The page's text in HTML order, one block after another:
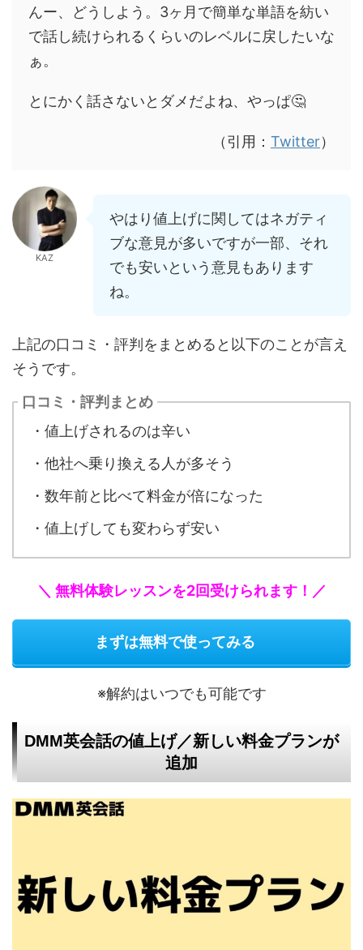
んー、どうしよう。3ヶ月で簡単な単語を紡い
で話し続けられるくらいのレベルに戻したいな
ぁ。
とにかく話さないとダメだよね、やっぱ🤔
（引用： Twitter）
KAZ
やはり値上げに関してはネガティ
ブな意見が多いですが一部、それ
でも安いという意見もあります
ね。
上記の口コミ・評判をまとめると以下のことが言え
そうです。
口コミ・評判まとめ
・値上げされるのは辛い
・他社へ乗り換える人が多そう
・数年前と比べて料金が倍になった
・値上げしても変わらず安い
＼ 無料体験レッスンを2回受けられます！／
まずは無料で使ってみる
※解約はいつでも可能です
DMM英会話の値上げ／新しい料金プランが
追加